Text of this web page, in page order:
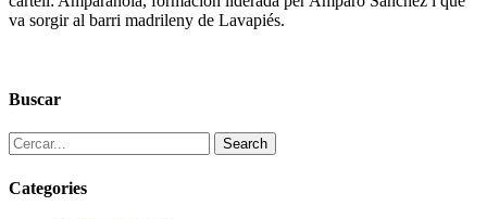
va sorgir al barri madrileny de Lavapiés.
Buscar
Search
Categories